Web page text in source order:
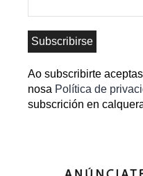
Ao subscribirte
nosa Política de
subscrición en